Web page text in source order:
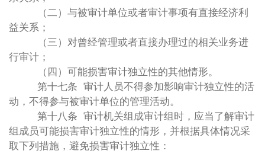
（二）与被审计单位或者审计事项有直接经济利
益关系；
（三）对曾经管理或者直接办理过的相关业务进
行审计；
（四）可能损害审计独立性的其他情形。
第十七条 审计人员不得参加影响审计独立性的活
动，不得参与被审计单位的管理活动。
第十八条 审计机关组成审计组时，应当了解审计
组成员可能损害审计独立性的情形，并根据具体情况采
取下列措施，避免损害审计独立性：